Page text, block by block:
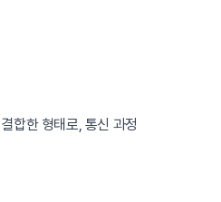
한 형태로, 통신 과정